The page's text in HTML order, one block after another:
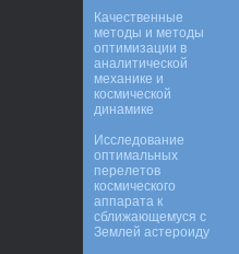
Качественные
методы и методы
оптимизации в
аналитической
механике и
космической
динамике
Исследование
оптимальных
перелетов
космического
аппарата к
сближающемуся с
Землей астероиду